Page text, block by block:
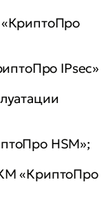
«КриптоПро
IPsec»
HSM»;
«КриптоПро